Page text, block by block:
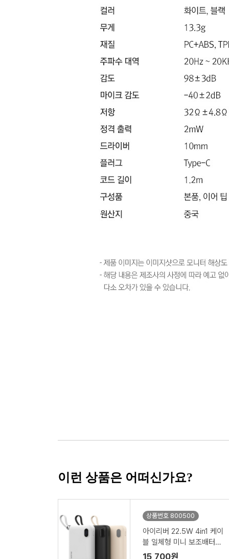
이런 상품은 어떠신가요?
상품번호 800500
아이리버 22.5W 4in1 케이
블 일체형 미니 보조배터리
10000mAh
15,700원